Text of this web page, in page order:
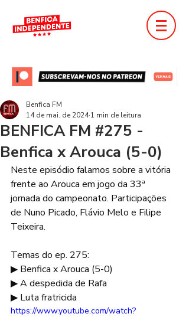
BENFICA FM #275 -
Benfica x Arouca (5-0)
Benfica FM
14 de mai. de 2024 1 min de leitura
Neste episódio falamos sobre a vitória
frente ao Arouca em jogo da 33ª
jornada do campeonato. Participações
de Nuno Picado, Flávio Melo e Filipe
Teixeira.
Temas do ep. 275:
▶ Benfica x Arouca (5-0)
▶ A despedida de Rafa
▶ Luta fratricida
https://www.youtube.com/watch?